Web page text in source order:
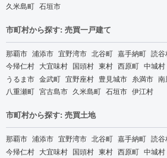
久米島町 石垣市
市町村から探す: 売買一戸建て
那覇市 浦添市 宜野湾市 北谷町 嘉手納町 読谷
今帰仁村 大宜味村 国頭村 東村 西原町 中城村
うるま市 金武町 宜野座村 豊見城市 糸満市 南
八重瀬町 宮古島市 久米島町 石垣市 伊江村
市町村から探す: 売買土地
那覇市 浦添市 宜野湾市 北谷町 嘉手納町 読谷
今帰仁村 大宜味村 国頭村 東村 西原町 中城村